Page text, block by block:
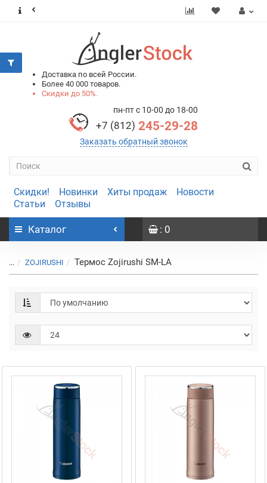
Доставка по всей России.
Более 40 000 товаров.
Скидки до 50%.
пн-пт с 10-00 до 18-00
+7 (812) 245-29-28
Заказать обратный звонок
Скидки! Новинки Хиты продаж
Новости
Статьи
Отзывы
Каталог : 0
... ZOJIRUSHI Термос Zojirushi SM-LA